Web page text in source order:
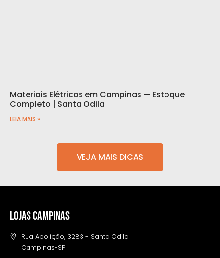
Materiais Elétricos em Campinas — Estoque
Completo | Santa Odila
LEIA MAIS »
VEJA MAIS DICAS
LOJAS CAMPINAS
Rua Abolição, 3283 - Santa Odila
Campinas-SP